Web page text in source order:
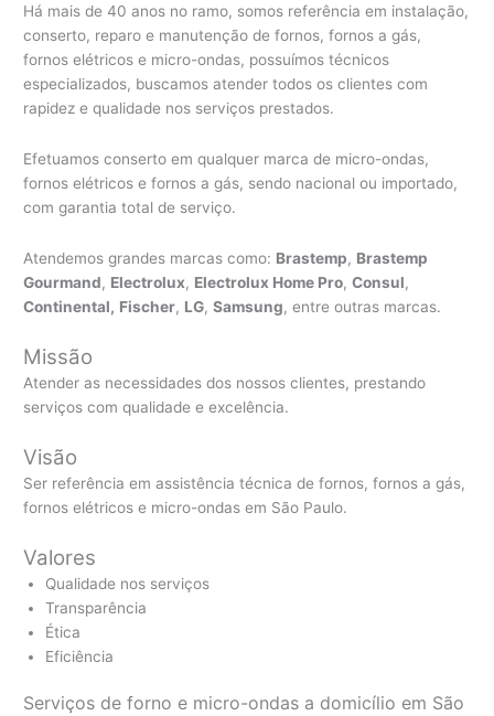
Há mais de 40 anos no ramo, somos referência em instalação,
conserto, reparo e manutenção de fornos, fornos a gás,
fornos elétricos e micro-ondas, possuímos técnicos
especializados, buscamos atender todos os clientes com
rapidez e qualidade nos serviços prestados.
Efetuamos conserto em qualquer marca de micro-ondas,
fornos elétricos e fornos a gás, sendo nacional ou importado,
com garantia total de serviço.
Atendemos grandes marcas como: Brastemp, Brastemp
Gourmand, Electrolux, Electrolux Home Pro,Consul,
Continental, Fischer, LG,Samsung, entre outras marcas.
Missão
Atender as necessidades dos nossos clientes, prestando
serviços com qualidade e excelência.
Visão
Ser referência em assistência técnica de fornos, fornos a gás,
fornos elétricos e micro-ondas em São Paulo.
Valores
Qualidade nos serviços
Transparência
Ética
Eficiência
Serviços de forno e micro-ondas a domicílio em São